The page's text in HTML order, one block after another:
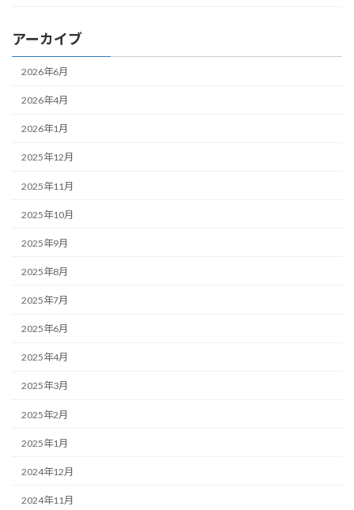
アーカイブ
2026年6月
2026年4月
2026年1月
2025年12月
2025年11月
2025年10月
2025年9月
2025年8月
2025年7月
2025年6月
2025年4月
2025年3月
2025年2月
2025年1月
2024年12月
2024年11月